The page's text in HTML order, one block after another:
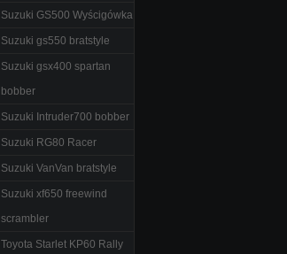
Suzuki GS500 Wyścigówka
Suzuki gs550 bratstyle
Suzuki gsx400 spartan
bobber
Suzuki Intruder700 bobber
Suzuki RG80 Racer
Suzuki VanVan bratstyle
Suzuki xf650 freewind
scrambler
Toyota Starlet KP60 Rally